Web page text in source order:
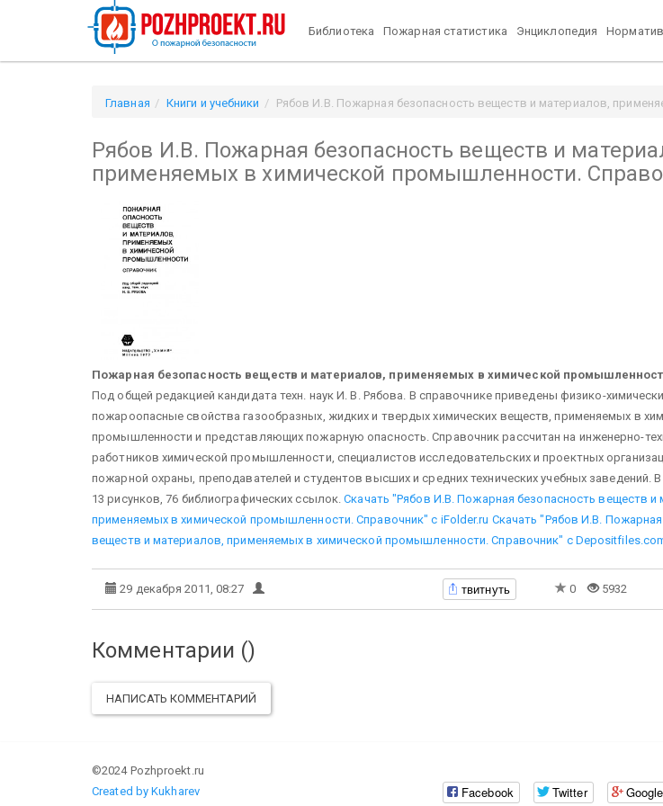
Библиотека Пожарная статистика Энциклопедия
Главная Книги и учебники Рябов И.В. Пожарная безопасность веществ и материалов,
Рябов И.В. Пожарная безопасность веществ и
применяемых в химической промышленности.
Пожарная безопасность веществ и материалов, применяемых в химической
Под общей редакцией кандидата техн. наук И. В. Рябова. В справочнике приведены физико-
пожароопасные свойства газообразных, жидких и твердых химических веществ, применяемых в
промышленности и представляющих пожарную опасность. Справочник рассчитан на инженерно-
работников химической промышленности, специалистов исследовательских и проектных
пожарной охраны, преподавателей и студентов высших и средних технических учебных заведений. В
13 рисунков, 76 библиографических ссылок.Скачать "Рябов И.В. Пожарная безопасность веществ и
применяемых в химической промышленности. Справочник" с iFolder.ru Скачать "Рябов И.В.
веществ и материалов, применяемых в химической промышленности. Справочник" с
29 декабря 2011, 08:27 твитнуть 0 5932
Комментарии ()
НАПИСАТЬ КОММЕНТАРИЙ
©2024 Pozhproekt.ru
Created by Kukharev
Facebook Twitter